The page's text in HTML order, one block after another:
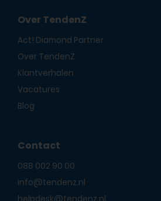
Over TendenZ
Act! Diamond Partner
Over TendenZ
Klantverhalen
Vacatures
Blog
Contact
088 002 90 00
info@tendenz.nl